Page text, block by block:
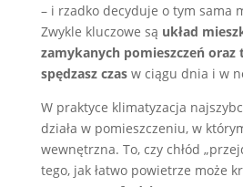
– i rzadko decyduje o tym sama
Zwykle kluczowe są układ
zamykanych pomieszczeń oraz
spędzasz czasw ciągu dnia i w
W praktyce klimatyzacja
działa w pomieszczeniu, w
wewnętrzna. To, czy chłód
tego, jak łatwo powietrze może